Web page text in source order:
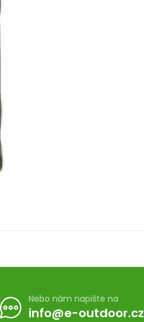
Nebo nám napište na
info@e-outdoor.cz